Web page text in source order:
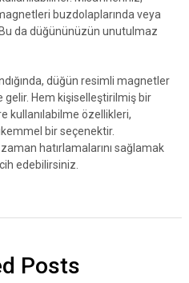
buzdolaplarında veya
da düğününüzün unutulmaz
düğün resimli magnetler
Hem kişiselleştirilmiş bir
kullanılabilme özellikleri,
bir seçenektir.
hatırlamalarını sağlamak
edebilirsiniz.
Posts